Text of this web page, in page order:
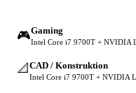
🎮Gaming
Intel Core i7 9700T + NVIDIA
📐 CAD / Konstruktion
Intel Core i7 9700T + NVIDIA